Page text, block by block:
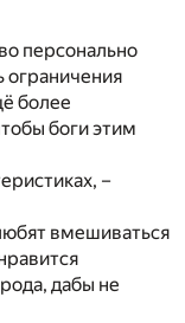
персонально
ограничения
более
боги этим
–
вмешиваться
дабы не